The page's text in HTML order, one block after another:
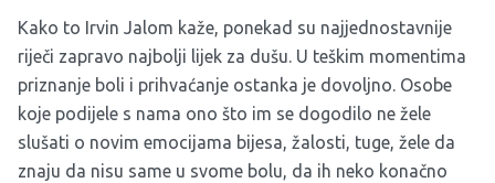
Kako to Irvin Jalom kaže, ponekad su najjednostavnije
riječi zapravo najbolji lijek za dušu. U teškim momentima
priznanje boli i prihvaćanje ostanka je dovoljno. Osobe
koje podijele s nama ono što im se dogodilo ne žele
slušati o novim emocijama bijesa, žalosti, tuge, žele da
znaju da nisu same u svome bolu, da ih neko konačno